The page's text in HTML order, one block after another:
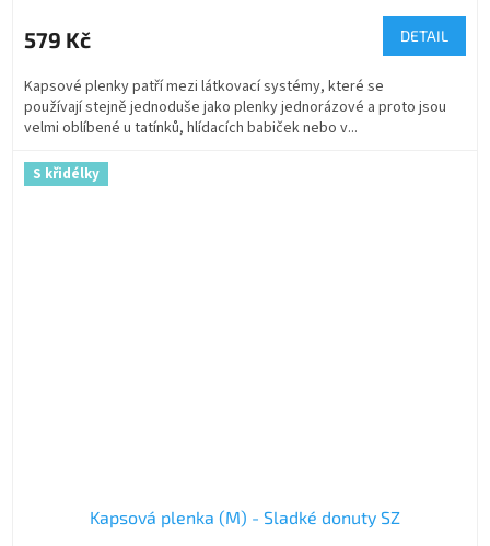
579 Kč DETAIL
Kapsové plenky patří mezi látkovací systémy, které se
používají stejně jednoduše jako plenky jednorázové a proto jsou
velmi oblíbené u tatínků, hlídacích babiček nebo v...
S křidélky
Kapsová plenka (M) - Sladké donuty SZ